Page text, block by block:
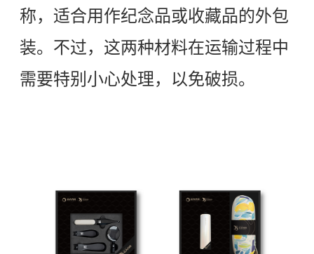
称，适合用作纪念品或收藏品的外包
装。不过，这两种材料在运输过程中
需要特别小心处理，以免破损。